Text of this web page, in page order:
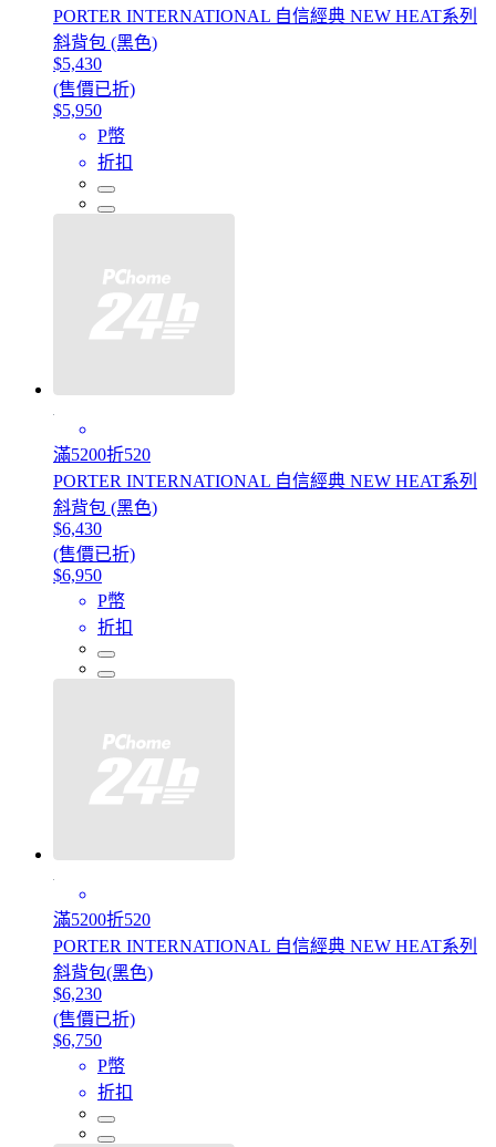
PORTER INTERNATIONAL 自信經典 NEW HEAT系列
斜背包 (黑色)
$5,430
(售價已折)
$5,950
P幣
折扣
滿5200折520
PORTER INTERNATIONAL 自信經典 NEW HEAT系列
斜背包 (黑色)
$6,430
(售價已折)
$6,950
P幣
折扣
滿5200折520
PORTER INTERNATIONAL 自信經典 NEW HEAT系列
斜背包(黑色)
$6,230
(售價已折)
$6,750
P幣
折扣